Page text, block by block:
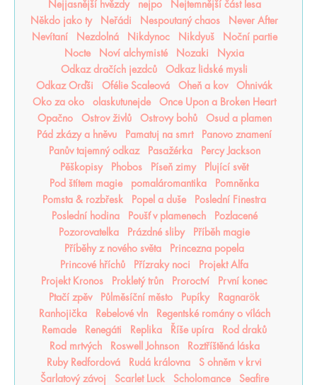
Nejjasnější hvězdy nejpo
Nejtemnější část lesa
Někdo jako ty
Neřádi Nespoutaný chaos
Never After
Nevítaní
Nezdolná Nikdynoc Nikdyuš
Noční partie
Nocte
Noví alchymisté Nozaki
Nyxia
Odkaz dračích jezdců
Odkaz lidské mysli
Odkaz Orďši
Ofélie Scaleová Oheň a kov
Ohnivák
Oko za oko
olaskutunejde
Once Upon a Broken Heart
Opačno
Ostrov živlů Ostrovy bohů
Osud a plamen
Pád zkázy a hněvu
Pamatuj na smrt
Panovo znamení
Panův tajemný odkaz
Pasažérka
Percy Jackson
Pěškopisy
Phobos Píseň zimy
Plující svět
Pod štítem magie
pomaláromantika
Pomněnka
Pomsta & rozbřesk
Popel a duše
Poslední Finestra
Poslední hodina
Poušť v plamenech
Pozlacené
Pozorovatelka
Prázdné sliby
Příběh magie
Příběhy z nového světa
Princezna popela
Princové hříchů
Přízraky noci
Projekt Alfa
Projekt Kronos
Prokletý trůn Proroctví
První konec
Ptačí zpěv
Půlměsíční město Pupíky
Ragnarök
Ranhojička
Rebelové vln
Regentské romány o vílách
Remade
Renegáti Replika Říše upíra
Rod draků
Rod mrtvých
Roswell Johnson
Roztříštěná láska
Ruby Redfordová
Rudá královna
S ohněm v krvi
Šarlatový závoj
Scarlet Luck Scholomance
Seafire